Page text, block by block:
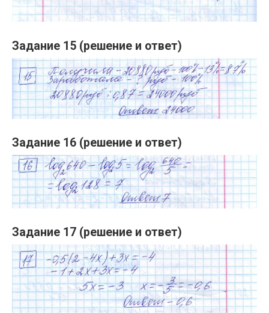
Задание 15 (решение и ответ)
Задание 16 (решение и ответ)
Задание 17 (решение и ответ)